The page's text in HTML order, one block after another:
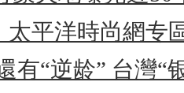
太平洋時尚網专
有“逆龄” 台灣“